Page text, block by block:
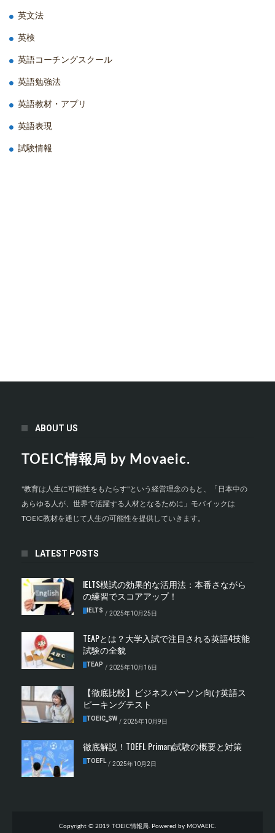
英文法
英検
英語コーチングスクール
英語勉強法
英語教材・アプリ
英語表現
試験情報
ABOUT US
TOEIC情報局 by Movaeic.
"教育は人生に可能性をもたらす"という経営理念のもと、「日本中の
あらゆる人が、世界で活躍する人材となるために」モバイックは
TOEIC教材を通じて人生の可能性を提供していきます。
LATEST POSTS
IELTS模試の効果的な活用法：本番さながら
の練習でスコアアップ！
IELTS / 2025年10月25日
TEAPとは？大学入試で注目される英語4技能
試験の全貌
TEAP / 2025年10月16日
【徹底比較】ビジネスパーソン向け英語ス
ピーキングテスト
TOEIC‗SW / 2025年10月9日
徹底解説！TOEFL Primary試験の概要と対策
TOEFL / 2025年10月2日
Copyright © 2019 TOEIC情報局. Powered by MOVAEIC.